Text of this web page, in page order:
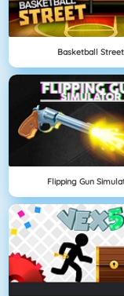
Basketball Street
Flipping Gun